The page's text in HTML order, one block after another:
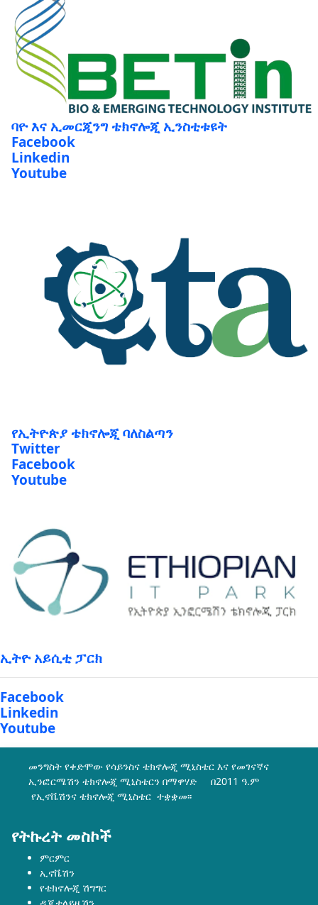
ባዮ እና ኢመርጂንግ ቴክኖሎጂ ኢንስቲቱዩት
Facebook
Linkedin
Youtube
የኢትዮጵያ ቴክኖሎጂ ባለስልጣን
Twitter
Facebook
Youtube
ኢትዮ አይሲቲ ፓርክ
Facebook
Linkedin
Youtube
መንግስት የቀድሞው የሳይንስና ቴክኖሎጂ ሚኒስቴር እና የመገናኛና
ኢንፎርሜሽን ቴክኖሎጂ ሚኒስቴርን በማዋሃድ በ2011 ዓ.ም
የኢኖቬሽንና ቴክኖሎጂ ሚኒስቴር ተቋቋመ፡፡
የትኩረት መስኮች
ምርምር
ኢኖቬሽን
የቴክኖሎጂ ሽግግር